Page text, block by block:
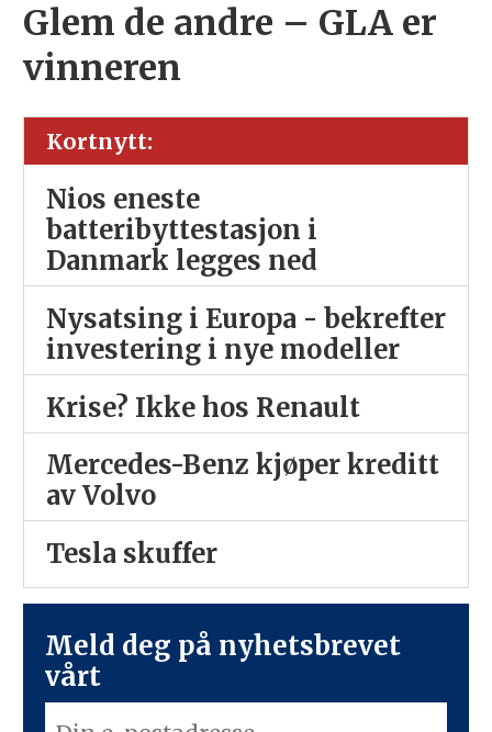
Glem de andre – GLA er
vinneren
Kortnytt:
Nios eneste
batteribyttestasjon i
Danmark legges ned
Nysatsing i Europa - bekrefter
investering i nye modeller
Krise? Ikke hos Renault
Mercedes-Benz kjøper kreditt
av Volvo
Tesla skuffer
Meld deg på nyhetsbrevet
vårt